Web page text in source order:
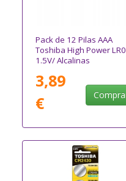
Pack de 12 Pilas AAA
Toshiba High Power
1.5V/ Alcalinas
3,89
€